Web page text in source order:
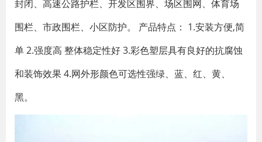
封闭、高速公路护栏、开发区围界、场区围网、体育场
围栏、市政围栏、小区防护。 产品特点： 1.安装方便,简
单 2.强度高 整体稳定性好 3.彩色塑层具有良好的抗腐蚀
和装饰效果 4.网外形颜色可选性强绿、蓝、红、黄、
黑。